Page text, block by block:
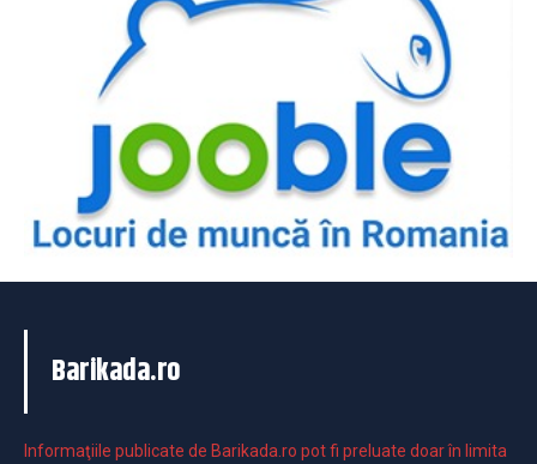
Barikada.ro
Informaţiile publicate de Barikada.ro pot fi preluate doar în limita